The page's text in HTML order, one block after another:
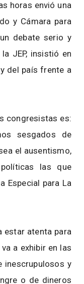
horas envió una
y Cámara para
debate serio y
JEP, insistió en
del país frente a
congresistas es:
sesgados de
el ausentismo,
las que
Especial para La
estar atenta para
a exhibir en las
inescrupulosos y
o de dineros